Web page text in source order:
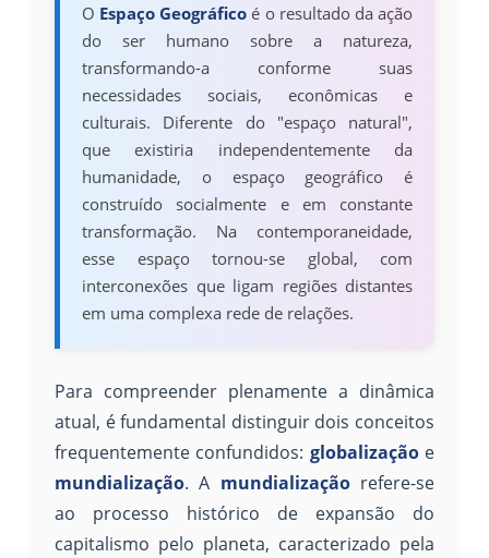
O Espaço Geográfico é o resultado da ação
do ser humano sobre a natureza,
transformando-a conforme suas
necessidades sociais, econômicas e
culturais. Diferente do "espaço natural",
que existiria independentemente da
humanidade, o espaço geográfico é
construído socialmente e em constante
transformação. Na contemporaneidade,
esse espaço tornou-se global, com
interconexões que ligam regiões distantes
em uma complexa rede de relações.
Para compreender plenamente a dinâmica
atual, é fundamental distinguir dois conceitos
frequentemente confundidos: globalizaçãoe
mundialização. A mundializaçãorefere-se
ao processo histórico de expansão do
capitalismo pelo planeta, caracterizado pela